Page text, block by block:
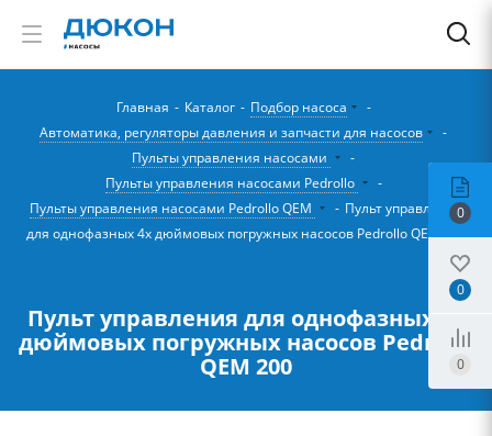
Главная - Каталог - Подбор насоса
-
Автоматика, регуляторы давления и запчасти для насосов
-
Пульты управления насосами
-
Пульты управления насосами Pedrollo
-
Пульты управления насосами Pedrollo QEM
- Пульт управления
для однофазных 4х дюймовых погружных насосов Pedrollo QЕМ 200
Пульт управления для однофазных 4х
дюймовых погружных насосов Pedrollo
QЕМ 200
0
0
0